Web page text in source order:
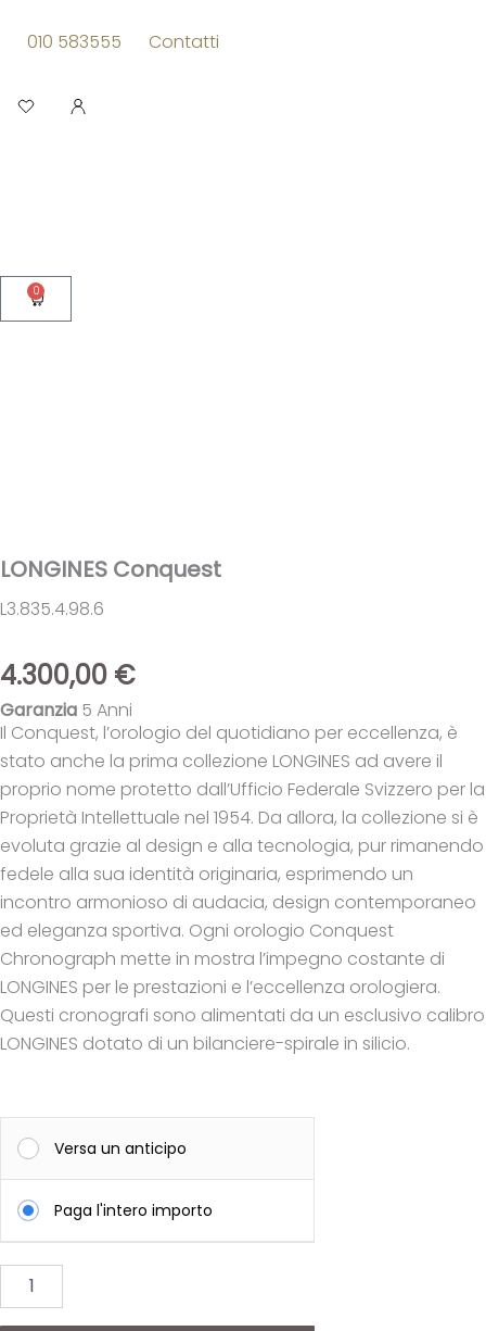
010 583555 Contatti
0
Carrello
LONGINES Conquest
L3.835.4.98.6
4.300,00 €
Garanzia 5 Anni
Il Conquest, l’orologio del quotidiano per eccellenza, è
stato anche la prima collezione LONGINES ad avere il
proprio nome protetto dall’Ufficio Federale Svizzero per la
Proprietà Intellettuale nel 1954. Da allora, la collezione si è
evoluta grazie al design e alla tecnologia, pur rimanendo
fedele alla sua identità originaria, esprimendo un
incontro armonioso di audacia, design contemporaneo
ed eleganza sportiva. Ogni orologio Conquest
Chronograph mette in mostra l’impegno costante di
LONGINES per le prestazioni e l’eccellenza orologiera.
Questi cronografi sono alimentati da un esclusivo calibro
LONGINES dotato di un bilanciere-spirale in silicio.
Versa un anticipo
Paga l'intero importo
Conquest